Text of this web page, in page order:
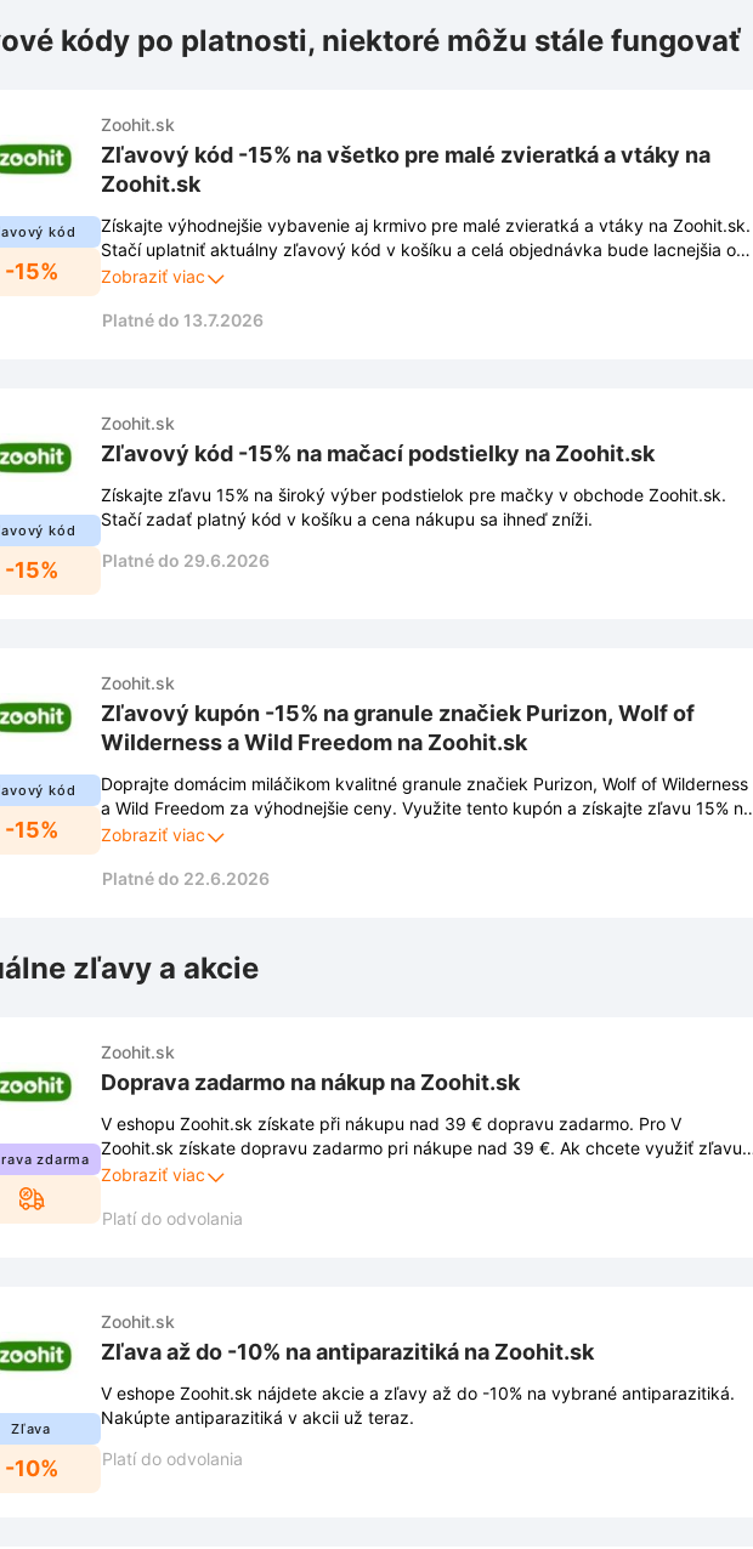
kódy po platnosti, niektoré môžu stále fungovať
kód
-15%
Zoohit.sk
Zľavový kód -15% na všetko pre malé zvieratká a vtáky na
Zoohit.sk
Získajte výhodnejšie vybavenie aj krmivo pre malé zvieratká a vtáky na Zoohit.sk.
Stačí uplatniť aktuálny zľavový kód v košíku a celá objednávka bude lacnejšia o
15%.
Zobraziť viac
Platné do 13.7.2026
kód
-15%
Zoohit.sk
Zľavový kód -15% na mačací podstielky na Zoohit.sk
Získajte zľavu 15% na široký výber podstielok pre mačky v obchode Zoohit.sk.
Stačí zadať platný kód v košíku a cena nákupu sa ihneď zníži.
Platné do 29.6.2026
kód
-15%
Zoohit.sk
Zľavový kupón -15% na granule značiek Purizon, Wolf of
Wilderness a Wild Freedom na Zoohit.sk
Doprajte domácim miláčikom kvalitné granule značiek Purizon, Wolf of Wilderness
a Wild Freedom za výhodnejšie ceny. Využite tento kupón a získajte zľavu 15% na
vybrané produkty.
Zobraziť viac
Platné do 22.6.2026
zľavy a akcie
zdarma
Zoohit.sk
Doprava zadarmo na nákup na Zoohit.sk
V eshopu Zoohit.sk získate při nákupu nad 39 € dopravu zadarmo. Pro V
Zoohit.sk získate dopravu zadarmo pri nákupe nad 39 €. Ak chcete využiť zľavu,
musíte dodržiavať podmienky stanovené obchodom. Tieto podmienky sú
Zobraziť viac
Platí do odvolania
Zľava
-10%
Zoohit.sk
Zľava až do -10% na antiparazitiká na Zoohit.sk
V eshope Zoohit.sk nájdete akcie a zľavy až do -10% na vybrané antiparazitiká.
Nakúpte antiparazitiká v akcii už teraz.
Platí do odvolania